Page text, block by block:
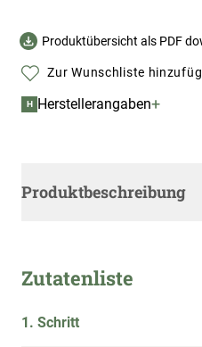
Produktübersicht als PDF
Zur Wunschliste
H Herstellerangaben+
Produktbeschreibung
Zutatenliste
1. Schritt